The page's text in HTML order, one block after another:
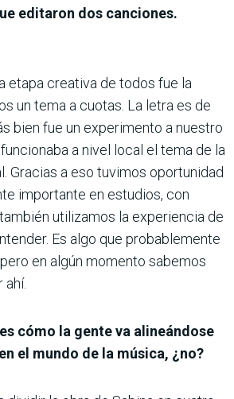
editaron dos canciones.
etapa creativa de todos fue la
un tema a cuotas. La letra es de
bien fue un experimento a nuestro
a nivel local el tema de la
Gracias a eso tuvimos oportunidad
importante en estudios, con
utilizamos la experiencia de
Es algo que probablemente
en algún momento sabemos
ahí.
cómo la gente va alineándose
el mundo de la música, ¿no?